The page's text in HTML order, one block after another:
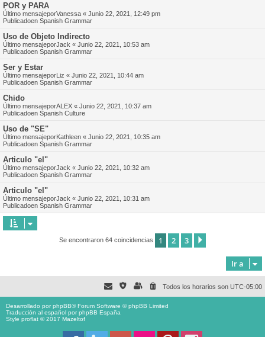
POR y PARA
Último mensajeporVanessa « Junio 22, 2021, 12:49 pm
Publicadoen Spanish Grammar
Uso de Objeto Indirecto
Último mensajeporJack « Junio 22, 2021, 10:53 am
Publicadoen Spanish Grammar
Ser y Estar
Último mensajeporLiz « Junio 22, 2021, 10:44 am
Publicadoen Spanish Grammar
Chido
Último mensajeporALEX « Junio 22, 2021, 10:37 am
Publicadoen Spanish Culture
Uso de "SE"
Último mensajeporKathleen « Junio 22, 2021, 10:35 am
Publicadoen Spanish Grammar
Articulo "el"
Último mensajeporJack « Junio 22, 2021, 10:32 am
Publicadoen Spanish Grammar
Articulo "el"
Último mensajeporJack « Junio 22, 2021, 10:31 am
Publicadoen Spanish Grammar
Se encontraron 64 coincidencias 1 2 3
Ir a
Todos los horarios son UTC-05:00
Desarrollado porphpBB® Forum Software © phpBB Limited
Traducción al español porphpBB España
Style proflat © 2017 Mazeltof